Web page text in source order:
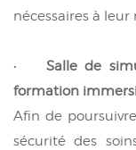
nécessaires à
•Salle de
formation
Afin de
sécurité des